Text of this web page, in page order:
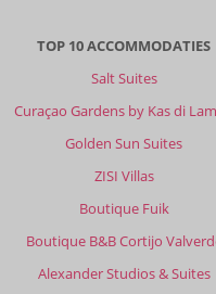
TOP 10 ACCOMMODATIES
Salt Suites
Curaçao Gardens by Kas di
Golden Sun Suites
ZISI Villas
Boutique Fuik
Boutique B&B Cortijo
Alexander Studios & Suites